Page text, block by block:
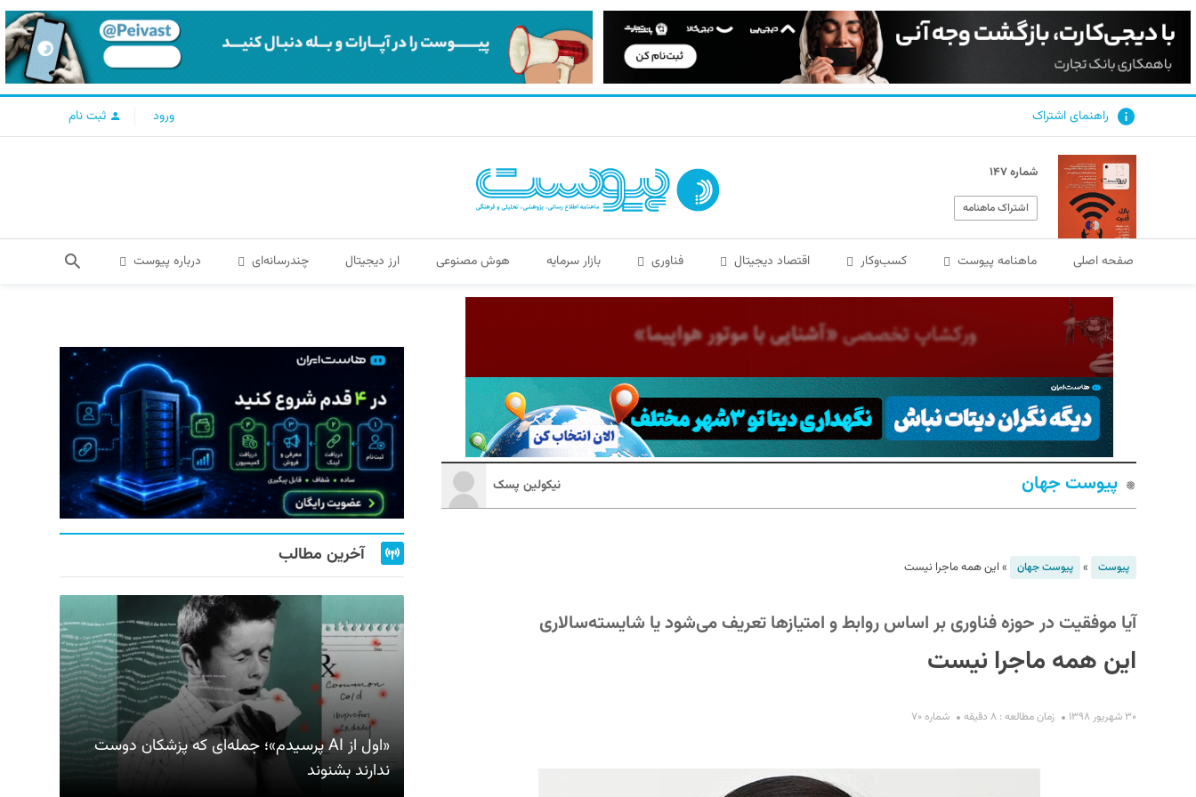
راهنمای اشتراک ورود ثبت نام
شماره ۱۴۷
اشتراک ماهنامه
صفحه اصلی ماهنامه پیوست کسب‌و‌کار اقتصاد دیجیتال فناوری بازار سرمایه هوش مصنوعی ارز دیجیتال چندرسانه‌ای درباره پیوست
پیوست جهان نیکولین پسک
پیوست » پیوست جهان » این همه ماجرا نیست
آیا موفقیت در حوزه فناوری بر اساس روابط و امتیازها تعریف می‌شود یا شایسته‌سالاری
این همه ماجرا نیست
۳۰ شهریور ۱۳۹۸ زمان مطالعه : ۸ دقیقه شماره ۷۰
آخرین مطالب
«اول از AI پرسیدم»؛ جمله‌ای که پزشکان دوست
ندارند بشنوند